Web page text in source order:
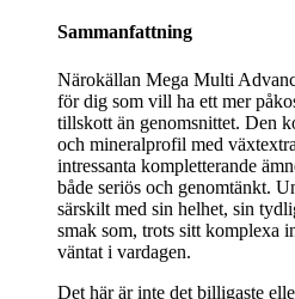
Sammanfattning
Närokällan Mega Multi
för dig som vill ha ett mer
tillskott än genomsnittet. Den
och mineralprofil med
intressanta kompletterande
både seriös och genomtänkt.
särskilt med sin helhet, sin
smak som, trots sitt komplexa
väntat i vardagen.
Det här är inte det billigaste